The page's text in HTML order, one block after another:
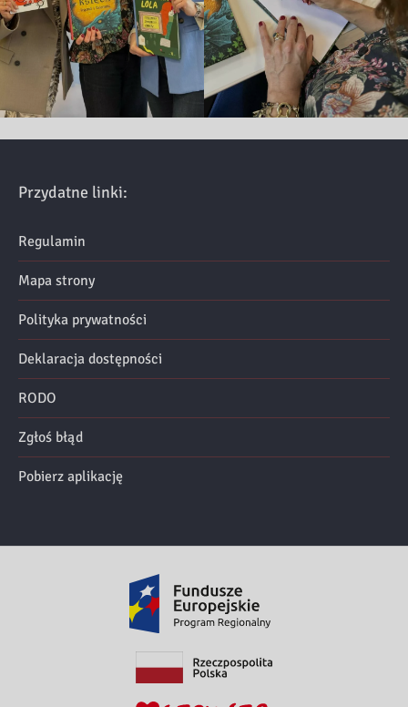
Przydatne linki:
Regulamin
Mapa strony
Polityka prywatności
Deklaracja dostępności
RODO
Zgłoś błąd
Pobierz aplikację